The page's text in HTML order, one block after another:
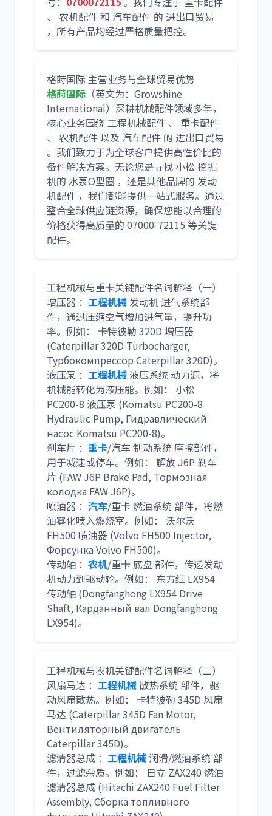
山猫 上柴
潍柴 川崎
尼桑 依维柯
、 农机配件 和 汽车配件 的 进出口贸易
，所有产品均经过严格质量把控。
格莳国际 主营业务与全球贸易优势
格莳国际 （英文为：Growshine
International）深耕机械配件领域多年，
核心业务围绕 工程机械配件 、 重卡配件
、 农机配件 以及 汽车配件 的 进出口贸易
。我们致力于为全球客户提供高性价比的
备件解决方案。无论您是寻找 小松 挖掘
机的 水泵O型圈 ，还是其他品牌的 发动
机配件 ，我们都能提供一站式服务。通过
整合全球供应链资源，确保您能以合理的
价格获得高质量的 07000-72115 等关键
配件。
工程机械与重卡关键配件名词解释（一）
增压器 ： 工程机械 发动机 进气系统部
件，通过压缩空气增加进气量，提升功
率。例如： 卡特彼勒 320D 增压器
(Caterpillar 320D Turbocharger,
Турбокомпрессор Caterpillar 320D)。
液压泵 ： 工程机械 液压系统 动力源，将
机械能转化为液压能。例如： 小松
PC200-8 液压泵 (Komatsu PC200-8
Hydraulic Pump, Гидравлический
насос Komatsu PC200-8)。
刹车片 ： 重卡/汽车 制动系统 摩擦部件，
用于减速或停车。例如： 解放 J6P 刹车
片 (FAW J6P Brake Pad, Тормозная
колодка FAW J6P)。
喷油器 ： 汽车/重卡 燃油系统 部件，将燃
油雾化喷入燃烧室。例如： 沃尔沃
FH500 喷油器 (Volvo FH500 Injector,
Форсунка Volvo FH500)。
传动轴 ： 农机/重卡 底盘 部件，传递发动
机动力到驱动轮。例如： 东方红 LX954
传动轴 (Dongfanghong LX954 Drive
Shaft, Карданный вал Dongfanghong
LX954)。
工程机械与农机关键配件名词解释（二）
风扇马达 ： 工程机械散热系统 部件，驱
动风扇散热。例如： 卡特彼勒 345D 风扇
马达 (Caterpillar 345D Fan Motor,
Вентиляторный двигатель
Caterpillar 345D)。
滤清器总成 ： 工程机械 润滑/燃油系统 部
件，过滤杂质。例如： 日立 ZAX240 燃油
滤清器总成 (Hitachi ZAX240 Fuel Filter
Assembly, Сборка топливного